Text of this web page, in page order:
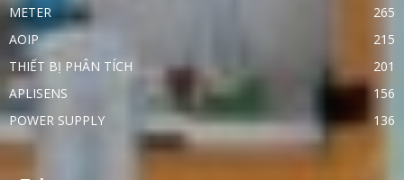
METER
265
AOIP
215
THIẾT BỊ PHÂN TÍCH
201
APLISENS
156
POWER SUPPLY
136